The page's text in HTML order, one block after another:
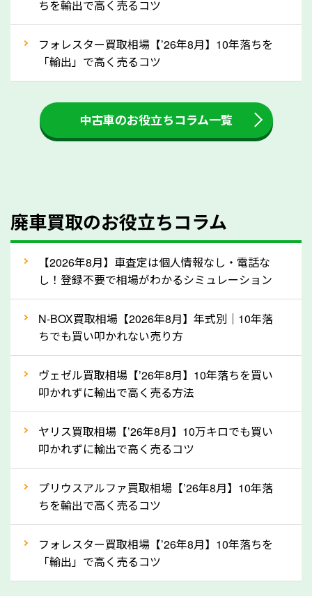
③自動車税の還付金の扱いについて確認し
ましょう！
車を廃車にすると、自動車税の還付金を受け取ること
ができる場合があります。廃車買取業者の中には、還
付金をお客様に返還しない業者もあります。廃車査定
をする際には、自動車税の還付金の返還があるかどう
かを確認するようにしてください。奈良県のソコカラ
人気の車種は廃車の状態でも、高価買取が可能です。
産車は高く買取が可能です。「廃車＝買取できない」
なら廃車の車も適正価格で買取できます。他社で買取
拒否となった車も価格がつく可能性があるので、諦め
ずに奈良県の「ソコカラ」にご相談ください。古い車
でも高価買取が可能なケースは珍しくないため、まず
はWebで簡単にできる無料査定をお試しください。
実績」で確認できます。
⑤車内の簡単な清掃で買取価格アップも！
しばらく乗っていない車は、車内のシートや座席の下
が汚れていることも多いです。シミや汚れが付着して
いると、買取査定時に影響する可能性も考えられま
す。車内の汚れは簡単な清掃だけで取り除けることも
多いため、査定前にチェックして、清掃をしておくの
ちを輸出で高く売るコツ
フォレスター買取相場【’26年8月】10年落ちを
「輸出」で高く売るコツ
中古車のお役立ちコラム一覧
廃車買取のお役立ちコラム
【2026年8月】車査定は個人情報なし・電話な
し！登録不要で相場がわかるシミュレーション
N-BOX買取相場【2026年8月】年式別｜10年落
ちでも買い叩かれない売り方
ヴェゼル買取相場【’26年8月】10年落ちを買い
叩かれずに輸出で高く売る方法
ヤリス買取相場【’26年8月】10万キロでも買い
叩かれずに輸出で高く売るコツ
プリウスアルファ買取相場【’26年8月】10年落
ちを輸出で高く売るコツ
フォレスター買取相場【’26年8月】10年落ちを
「輸出」で高く売るコツ